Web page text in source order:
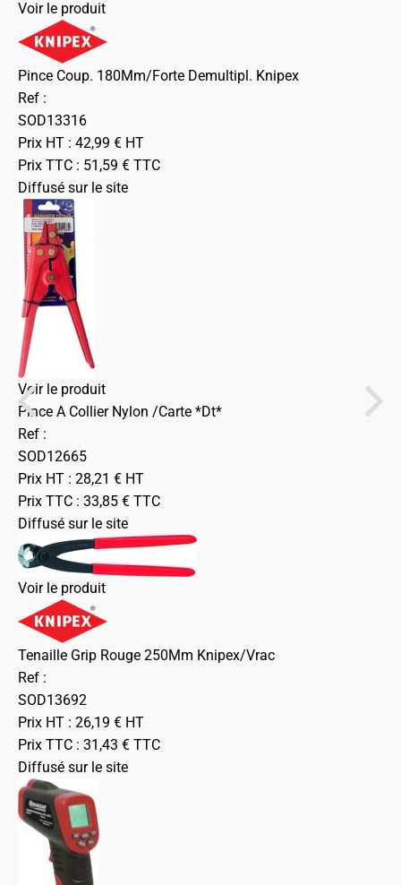
Voir le produit
Pince Coup. 180Mm/Forte Demultipl. Knipex
Ref :
SOD13316
Prix HT : 42,99 € HT
Prix TTC : 51,59 € TTC
Diffusé sur le site
Voir le produit
Pince A Collier Nylon /Carte *Dt*
Ref :
SOD12665
Prix HT : 28,21 € HT
Prix TTC : 33,85 € TTC
Diffusé sur le site
Voir le produit
Tenaille Grip Rouge 250Mm Knipex/Vrac
Ref :
SOD13692
Prix HT : 26,19 € HT
Prix TTC : 31,43 € TTC
Diffusé sur le site